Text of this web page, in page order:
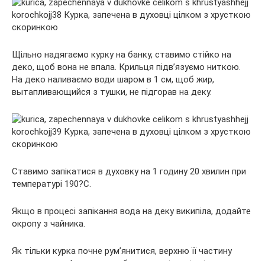
Щільно надягаємо курку на банку, ставимо стійко на
деко, щоб вона не впала. Крильця підв’язуємо ниткою.
На деко наливаємо води шаром в 1 см, щоб жир,
вытапливающийся з тушки, не підгорав на деку.
Ставимо запікатися в духовку на 1 годину 20 хвилин при
температурі 190?С.
Якщо в процесі запікання вода на деку википіла, додайте
окропу з чайника.
Як тільки курка почне рум’янитися, верхню її частину